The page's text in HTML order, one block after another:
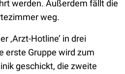
werden. Außerdem fällt die
weg.
‚Arzt-Hotline’ in drei
erste Gruppe wird zum
geschickt, die zweite